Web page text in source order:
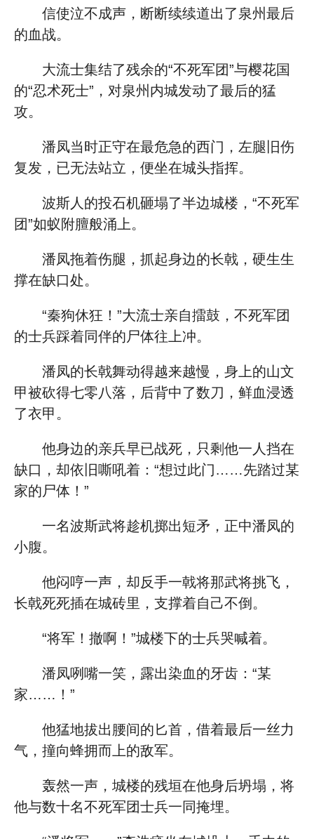
信使泣不成声，断断续续道出了泉州最后
的血战。
大流士集结了残余的“不死军团”与樱花国
的“忍术死士”，对泉州内城发动了最后的猛
攻。
潘凤当时正守在最危急的西门，左腿旧伤
复发，已无法站立，便坐在城头指挥。
波斯人的投石机砸塌了半边城楼，“不死军
团”如蚁附膻般涌上。
潘凤拖着伤腿，抓起身边的长戟，硬生生
撑在缺口处。
“秦狗休狂！”大流士亲自擂鼓，不死军团
的士兵踩着同伴的尸体往上冲。
潘凤的长戟舞动得越来越慢，身上的山文
甲被砍得七零八落，后背中了数刀，鲜血浸透
了衣甲。
他身边的亲兵早已战死，只剩他一人挡在
缺口，却依旧嘶吼着：“想过此门……先踏过某
家的尸体！”
一名波斯武将趁机掷出短矛，正中潘凤的
小腹。
他闷哼一声，却反手一戟将那武将挑飞，
长戟死死插在城砖里，支撑着自己不倒。
“将军！撤啊！”城楼下的士兵哭喊着。
潘凤咧嘴一笑，露出染血的牙齿：“某
家……！”
他猛地拔出腰间的匕首，借着最后一丝力
气，撞向蜂拥而上的敌军。
轰然一声，城楼的残垣在他身后坍塌，将
他与数十名不死军团士兵一同掩埋。